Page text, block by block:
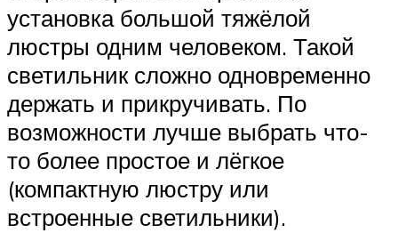
установка большой тяжёлой
люстры одним человеком. Такой
светильник сложно одновременно
держать и прикручивать. По
возможности лучше выбрать что-
то более простое и лёгкое
(компактную люстру или
встроенные светильники).